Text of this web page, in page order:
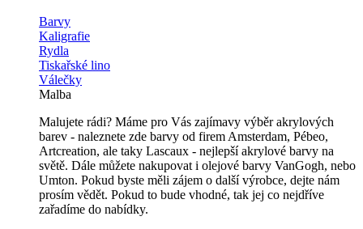
Barvy
Kaligrafie
Rydla
Tiskařské lino
Válečky
Malba
Malujete rádi? Máme pro Vás zajímavy výběr akrylových
barev - naleznete zde barvy od firem Amsterdam, Pébeo,
Artcreation, ale taky Lascaux - nejlepší akrylové barvy na
světě. Dále můžete nakupovat i olejové barvy VanGogh, nebo
Umton. Pokud byste měli zájem o další výrobce, dejte nám
prosím vědět. Pokud to bude vhodné, tak jej co nejdříve
zařadíme do nabídky.